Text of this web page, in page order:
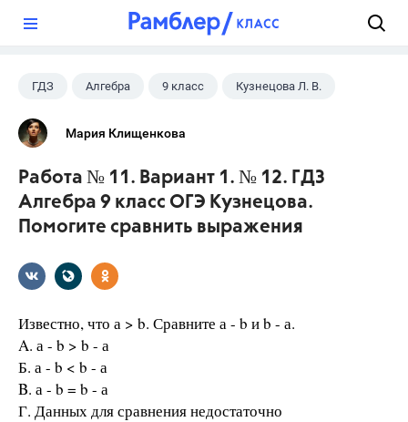
ГДЗ Алгебра 9 класс Кузнецова Л. В.
Мария Клищенкова
Работа № 11. Вариант 1. № 12. ГДЗ
Алгебра 9 класс ОГЭ Кузнецова.
Помогите сравнить выражения
Известно, что а > b. Сравните а - b и b - а.
A. а - b > b - а
Б. а - b < b - а
B. а - b = b - а
Г. Данных для сравнения недостаточно